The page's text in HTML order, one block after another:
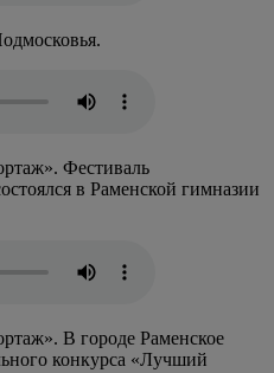
Фестиваль
в Раменской гимназии
В городе Раменское
конкурса «Лучший